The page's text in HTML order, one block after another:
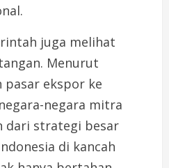
juga melihat
Menurut
pasar ekspor ke
negara mitra
dari strategi besar
di kancah